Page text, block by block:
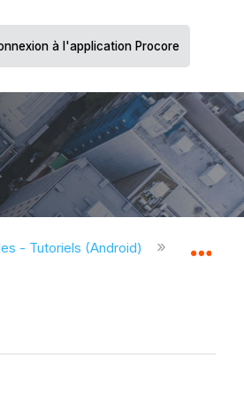
à l'application Procore
- Tutoriels (Android)